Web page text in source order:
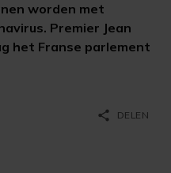
worden met
Premier Jean
het Franse parlement
share DELEN